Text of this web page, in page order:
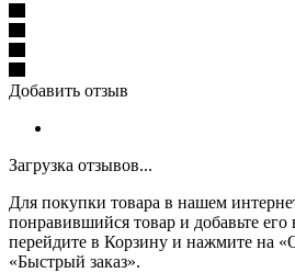
Добавить отзыв
Загрузка отзывов...
Для покупки товара в нашем
понравившийся товар и добавьте его
перейдите в Корзину и нажмите на
«Быстрый заказ».